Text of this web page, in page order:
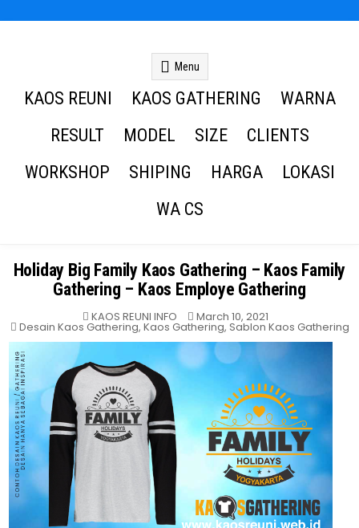
Menu
KAOS REUNI KAOS GATHERING
WARNA
RESULT
MODEL SIZE
CLIENTS
WORKSHOP
SHIPING HARGA
LOKASI
WA CS
Holiday Big Family Kaos Gathering – Kaos Family
Gathering – Kaos Employe Gathering
KAOS REUNI INFO March 10, 2021
Posted
Desain Kaos Gathering, Kaos Gathering, Sablon Kaos Gathering